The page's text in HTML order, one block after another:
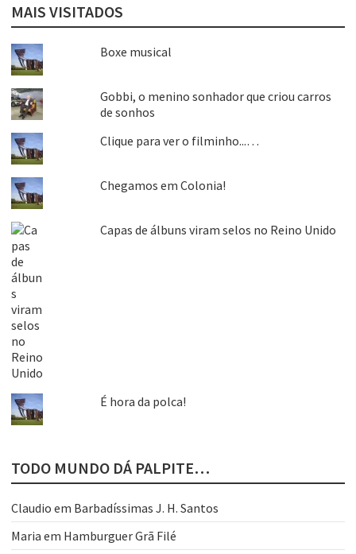
MAIS VISITADOS
Boxe musical
Gobbi, o menino sonhador que criou carros
de sonhos
Clique para ver o filminho...…
Chegamos em Colonia!
Capas de álbuns viram selos no Reino Unido
É hora da polca!
TODO MUNDO DÁ PALPITE…
Claudio em Barbadíssimas J. H. Santos
Maria em Hamburguer Grã Filé